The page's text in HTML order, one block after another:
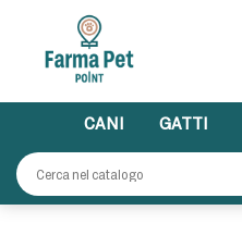
content
CANI GATTI